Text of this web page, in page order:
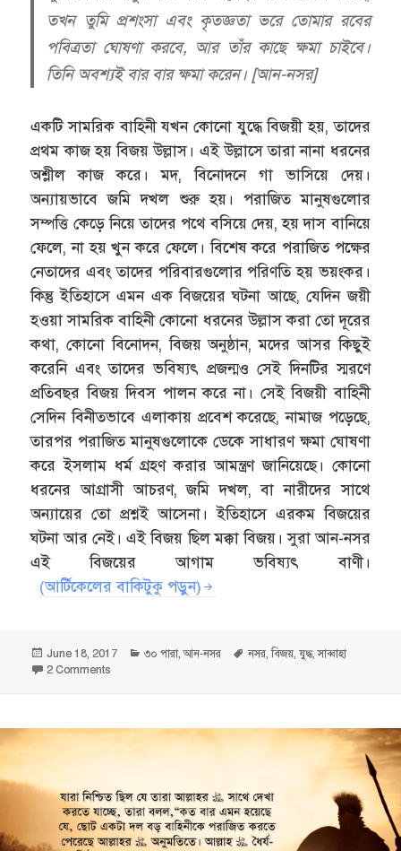
তখন তুমি প্রশংসা এবং কৃতজ্ঞতা ভরে তোমার রবের
পবিত্রতা ঘোষণা করবে, আর তাঁর কাছে ক্ষমা চাইবে।
তিনি অবশ্যই বার বার ক্ষমা করেন। [আন-নসর]
একটি সামরিক বাহিনী যখন কোনো যুদ্ধে বিজয়ী হয়, তাদের
প্রথম কাজ হয় বিজয় উল্লাস। এই উল্লাসে তারা নানা ধরনের
অশ্লীল কাজ করে। মদ, বিনোদনে গা ভাসিয়ে দেয়।
অন্যায়ভাবে জমি দখল শুরু হয়। পরাজিত মানুষগুলোর
সম্পত্তি কেড়ে নিয়ে তাদের পথে বসিয়ে দেয়, হয় দাস বানিয়ে
ফেলে, না হয় খুন করে ফেলে। বিশেষ করে পরাজিত পক্ষের
নেতাদের এবং তাদের পরিবারগুলোর পরিণতি হয় ভয়ংকর।
কিন্তু ইতিহাসে এমন এক বিজয়ের ঘটনা আছে, যেদিন জয়ী
হওয়া সামরিক বাহিনী কোনো ধরনের উল্লাস করা তো দূরের
কথা, কোনো বিনোদন, বিজয় অনুষ্ঠান, মদের আসর কিছুই
করেনি এবং তাদের ভবিষ্যৎ প্রজন্মও সেই দিনটির স্মরণে
প্রতিবছর বিজয় দিবস পালন করে না। সেই বিজয়ী বাহিনী
সেদিন বিনীতভাবে এলাকায় প্রবেশ করেছে, নামাজ পড়েছে,
তারপর পরাজিত মানুষগুলোকে ডেকে সাধারণ ক্ষমা ঘোষণা
করে ইসলাম ধর্ম গ্রহণ করার আমন্ত্রণ জানিয়েছে। কোনো
ধরনের আগ্রাসী আচরণ, জমি দখল, বা নারীদের সাথে
অন্যায়ের তো প্রশ্নই আসেনা। ইতিহাসে এরকম বিজয়ের
ঘটনা আর নেই। এই বিজয় ছিল মক্কা বিজয়। সুরা আন-নসর
এই বিজয়ের আগাম ভবিষ্যৎ বাণী।
(আর্টিকেলের বাকিটুকু পড়ুন)
Posted
on
June 18, 2017 Categories
৩০ পারা,আন-নসর Tags
নসর,বিজয়,যুদ্ধ,সাব্বাহা
2 Commentson তুমি দেখবে মানুষ দলে দলে আল্লাহর দীনে প্রবেশ করছে — আন-নসর